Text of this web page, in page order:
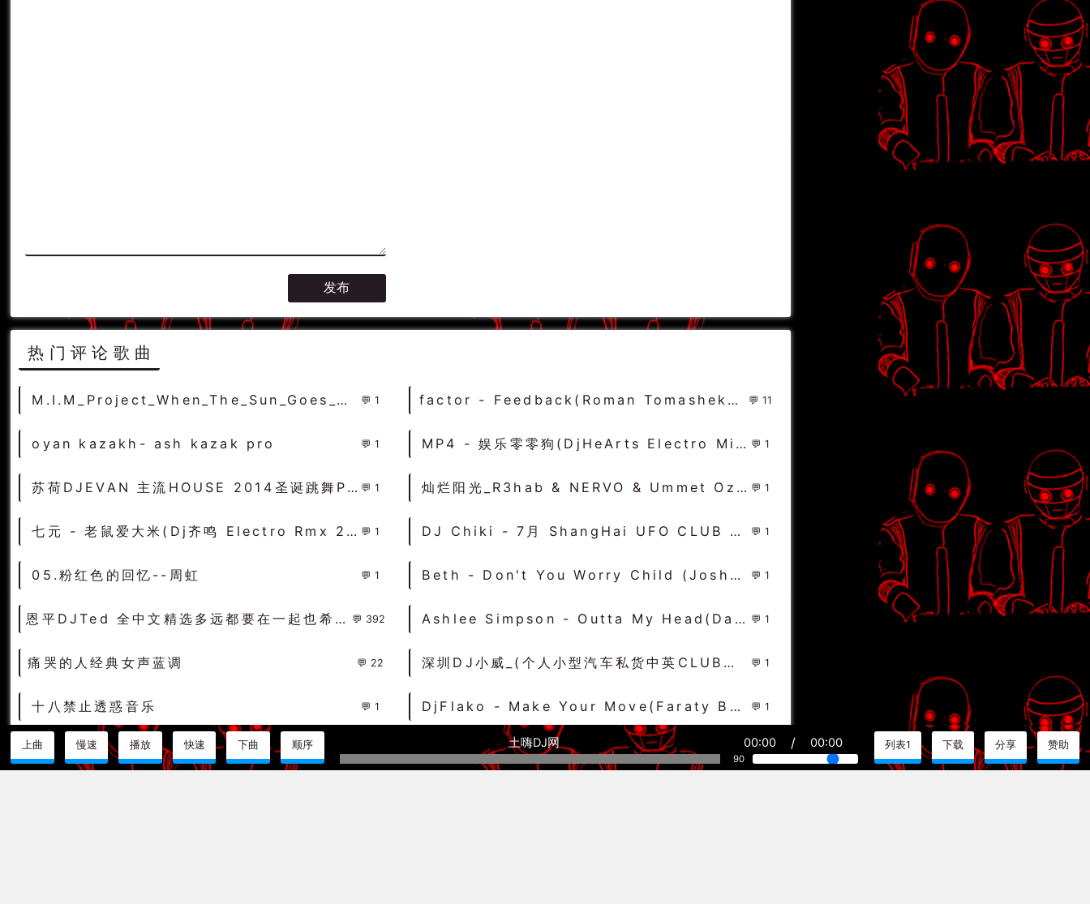
热门评论歌曲
M.I.M_Project_When_The_Sun_Goes_GieraDj_Extended_Remix 1 factor - Feedback(Roman Tomashek Cool Edit) 11
oyan kazakh- ash kazak pro 1 MP4 - 娱乐零零狗(DjHeArts Electro Mix粤语男) - 中文Remix 中文CLUB 华语Remix 1
苏荷DJEVAN 主流HOUSE 2014圣诞跳舞PARTY 1 灿烂阳光_R3hab & NERVO & Ummet Ozcan - Revolution 1
七元 - 老鼠爱大米(Dj齐鸣 Electro Rmx 2022) - 中文Remix 中文CLUB 华语Remix 1 DJ Chiki - 7月 ShangHai UFO CLUB 现场 (宣传碟Mix) 1
05.粉红色的回忆--周虹 1 Beth - Don't You Worry Child (Joshua Grey Remix) DjMix 1
恩平DJTed 全中文精选多远都要在一起也希望大家多远都要经常联系 392 Ashlee Simpson - Outta My Head(Dat Myn Mix)-越鼓女LakHouse - 外文Remix 越南鼓 越南风格 1
痛哭的人经典女声蓝调 22 深圳DJ小威_(个人小型汽车私货中英CLUB激情慢嗨碟） 1
十八禁止透惑音乐 1 DjFlako - Make Your Move(Faraty Bounce Rmx 2024) - 外文Remix 越南鼓 越南风格 1
2014年、Dj林观金.独家提供迷你曲赠送湛江dj永东最高层次慢摇! 1
上曲 慢速 播放 快速 下曲 顺序 土嗨DJ网 00:00 / 00:00
90
列表1 下载 分享 赞助